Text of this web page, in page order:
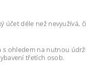
účet déle než nevyužívá,
s ohledem na nutnou
třetích osob.